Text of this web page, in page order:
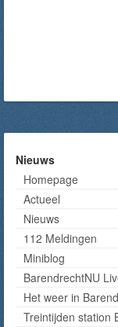
Nieuws
Homepage
Actueel
Nieuws
112 Meldingen
Miniblog
BarendrechtNU
Het weer in
Treintijden station